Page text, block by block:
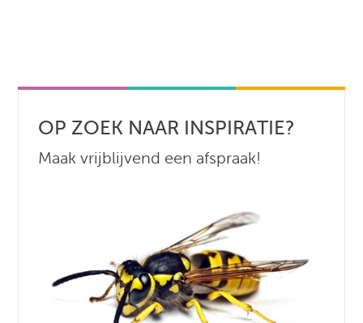
OP ZOEK NAAR INSPIRATIE?
Maak vrijblijvend een afspraak!